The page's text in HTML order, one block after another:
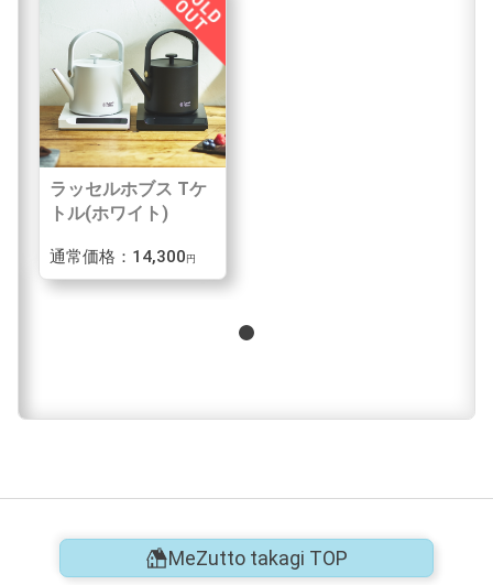
ラッセルホブス Tケ
トル(ホワイト)
通常価格：14,300円
MeZutto takagi TOP